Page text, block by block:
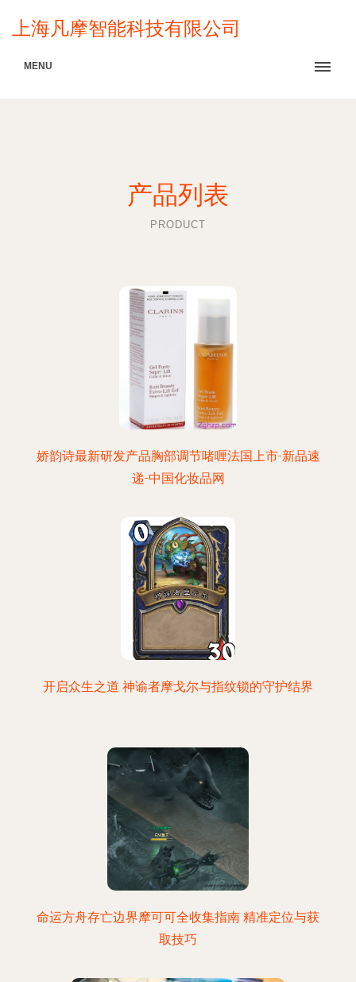
上海凡摩智能科技有限公司
MENU
产品列表
PRODUCT
娇韵诗最新研发产品胸部调节啫喱法国上市-新品速
递-中国化妆品网
开启众生之道 神谕者摩戈尔与指纹锁的守护结界
命运方舟存亡边界摩可可全收集指南 精准定位与获
取技巧